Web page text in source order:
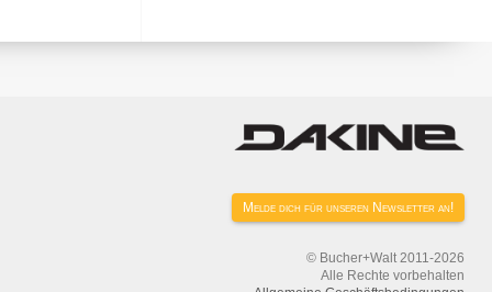
Melde dich für unseren Newsletter an!
© Bucher+Walt 2011-2026
Alle Rechte vorbehalten